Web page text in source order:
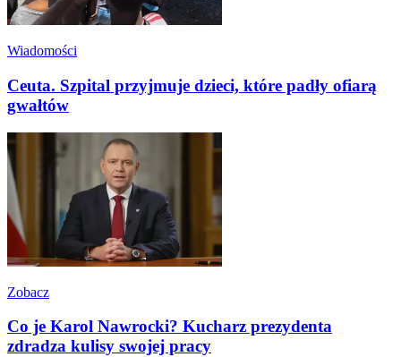
Wiadomości
Ceuta. Szpital przyjmuje dzieci, które padły ofiarą
gwałtów
Zobacz
Co je Karol Nawrocki? Kucharz prezydenta
zdradza kulisy swojej pracy